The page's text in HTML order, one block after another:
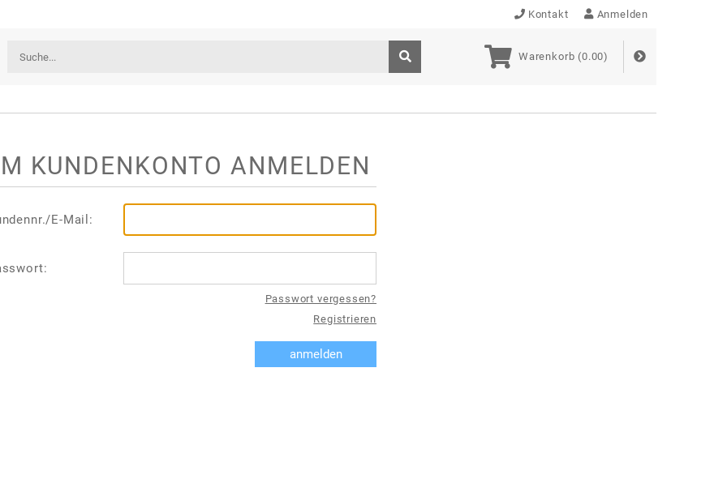
Kontakt Anmelden
Warenkorb (0.00)
KUNDENKONTO ANMELDEN
E-Mail:
Passwort vergessen?
Registrieren
anmelden